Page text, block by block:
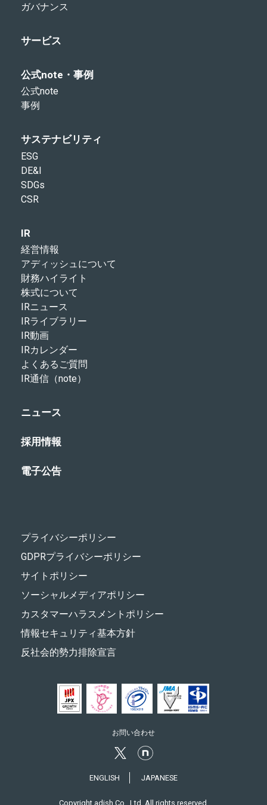
ガバナンス
サービス
公式note・事例
公式note
事例
サステナビリティ
ESG
DE&I
SDGs
CSR
IR
経営情報
アディッシュについて
財務ハイライト
株式について
IRニュース
IRライブラリー
IR動画
IRカレンダー
よくあるご質問
IR通信（note）
ニュース
採用情報
電子公告
プライバシーポリシー
GDPRプライバシーポリシー
サイトポリシー
ソーシャルメディアポリシー
カスタマーハラスメントポリシー
情報セキュリティ基本方針
反社会的勢力排除宣言
ENGLISH JAPANESE
お問い合わせ
Copyright adish Co., Ltd. All rights reserved.